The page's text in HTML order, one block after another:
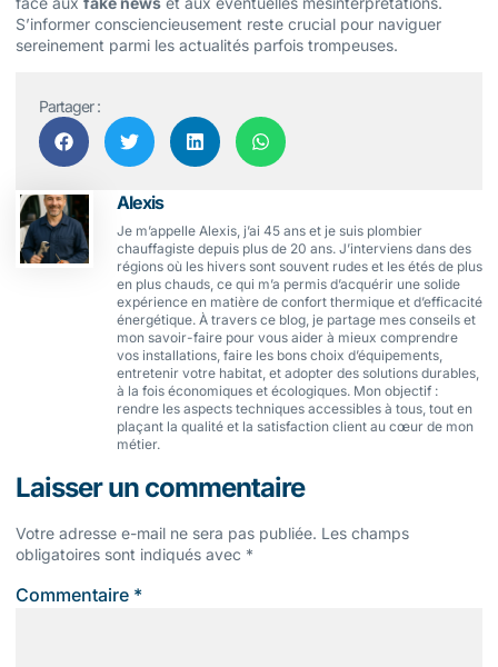
S’informer consciencieusement reste crucial pour naviguer
sereinement parmi les actualités parfois trompeuses.
Partager :
Alexis
Je m’appelle Alexis, j’ai 45 ans et je suis plombier
chauffagiste depuis plus de 20 ans. J’interviens dans des
régions où les hivers sont souvent rudes et les étés de plus
en plus chauds, ce qui m’a permis d’acquérir une solide
expérience en matière de confort thermique et d’efficacité
énergétique. À travers ce blog, je partage mes conseils et
mon savoir-faire pour vous aider à mieux comprendre
vos installations, faire les bons choix d’équipements,
entretenir votre habitat, et adopter des solutions durables,
à la fois économiques et écologiques. Mon objectif :
rendre les aspects techniques accessibles à tous, tout en
plaçant la qualité et la satisfaction client au cœur de mon
métier.
Laisser un commentaire
Votre adresse e-mail ne sera pas publiée. Les champs
obligatoires sont indiqués avec *
Commentaire *